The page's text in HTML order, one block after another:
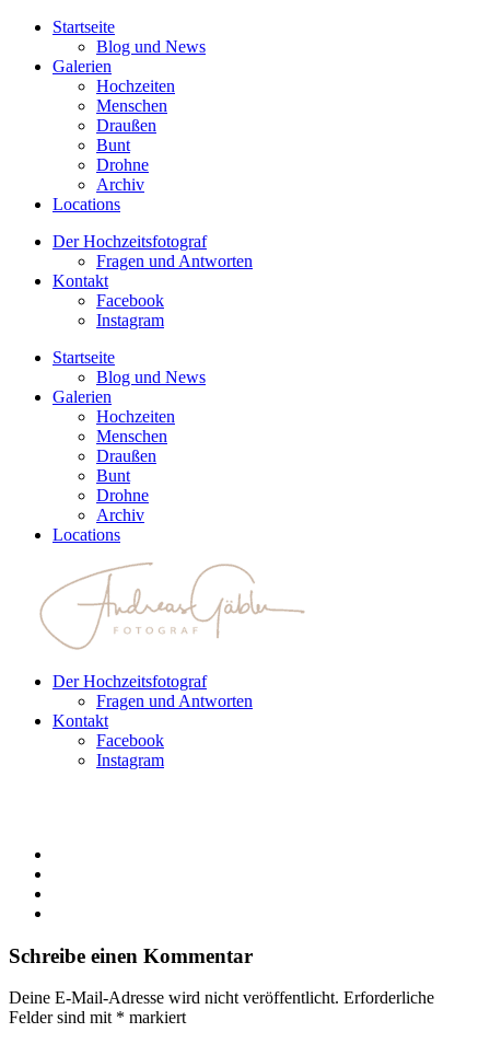
Startseite
Blog und News
Galerien
Hochzeiten
Menschen
Draußen
Bunt
Drohne
Archiv
Locations
Der Hochzeitsfotograf
Fragen und Antworten
Kontakt
Facebook
Instagram
Startseite
Blog und News
Galerien
Hochzeiten
Menschen
Draußen
Bunt
Drohne
Archiv
Locations
Der Hochzeitsfotograf
Fragen und Antworten
Kontakt
Facebook
Instagram
Schreibe einen Kommentar
Deine E-Mail-Adresse wird nicht veröffentlicht. Erforderliche
Felder sind mit * markiert